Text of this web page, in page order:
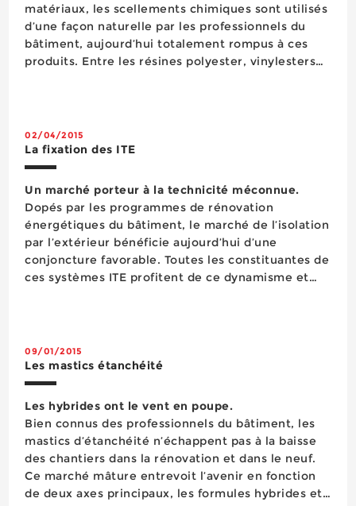
matériaux, les scellements chimiques sont utilisés
d’une façon naturelle par les professionnels du
bâtiment, aujourd’hui totalement rompus à ces
produits. Entre les résines polyester, vinylesters
02/04/2015
La fixation des ITE
Un marché porteur à la technicité méconnue.
Dopés par les programmes de rénovation
énergétiques du bâtiment, le marché de l’isolation
par l’extérieur bénéficie aujourd’hui d’une
conjoncture favorable. Toutes les constituantes de
ces systèmes ITE profitent de ce dynamisme et
09/01/2015
Les mastics étanchéité
Les hybrides ont le vent en poupe.
Bien connus des professionnels du bâtiment, les
mastics d’étanchéité n’échappent pas à la baisse
des chantiers dans la rénovation et dans le neuf.
Ce marché mâture entrevoit l’avenir en fonction
de deux axes principaux, les formules hybrides et